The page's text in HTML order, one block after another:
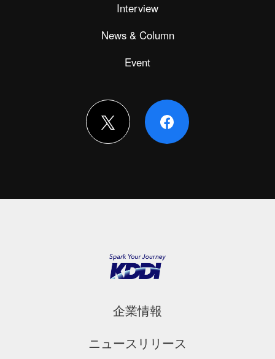
Interview
News & Column
Event
企業情報
ニュースリリース